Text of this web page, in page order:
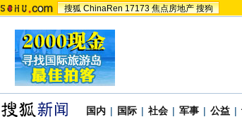
搜狐 ChinaRen 17173 焦点房地产 搜狗
国内 | 国际 | 社会 | 军事 | 公益 |